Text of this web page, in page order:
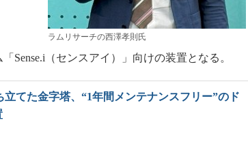
ラムリサーチの西澤孝則氏
Sense.i（センスアイ）」向けの装置となる。
立てた金字塔、“1年間メンテナンスフリー”のド